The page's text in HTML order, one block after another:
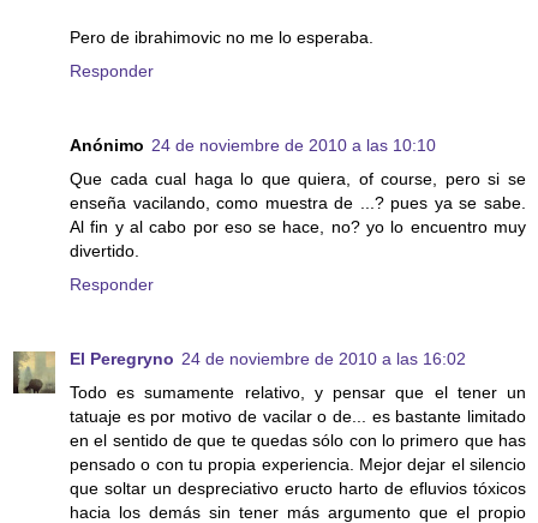
Pero de ibrahimovic no me lo esperaba.
Responder
Anónimo 24 de noviembre de 2010 a las 10:10
Que cada cual haga lo que quiera, of course, pero si se
enseña vacilando, como muestra de ...? pues ya se sabe.
Al fin y al cabo por eso se hace, no? yo lo encuentro muy
divertido.
Responder
El Peregryno 24 de noviembre de 2010 a las 16:02
Todo es sumamente relativo, y pensar que el tener un
tatuaje es por motivo de vacilar o de... es bastante limitado
en el sentido de que te quedas sólo con lo primero que has
pensado o con tu propia experiencia. Mejor dejar el silencio
que soltar un despreciativo eructo harto de efluvios tóxicos
hacia los demás sin tener más argumento que el propio